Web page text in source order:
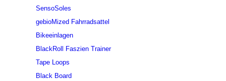
SensoSoles
gebioMized Fahrradsattel
Bikeeinlagen
BlackRoll Faszien Trainer
Tape Loops
Black Board